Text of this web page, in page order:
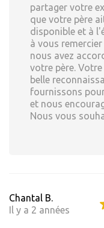
partager votre
que votre père
disponible et à
à vous
nous avez
votre père.
belle
fournissons
et nous
Nous vous
Chantal B.
Il y a 2 années